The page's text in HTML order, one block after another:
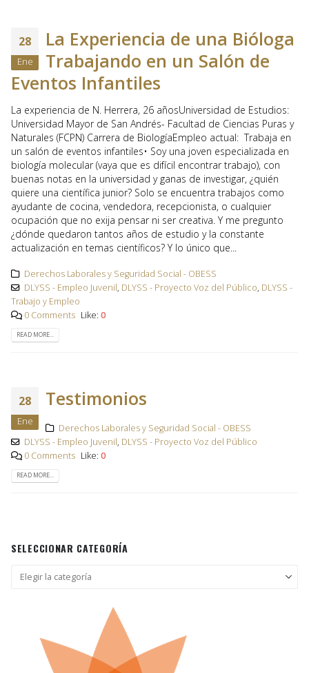
28
Ene
La Experiencia de una Bióloga
Trabajando en un Salón de
Eventos Infantiles
La experiencia de N. Herrera, 26 añosUniversidad de Estudios:
Universidad Mayor de San Andrés- Facultad de Ciencias Puras y
Naturales (FCPN) Carrera de BiologíaEmpleo actual: Trabaja en
un salón de eventos infantiles• Soy una joven especializada en
biología molecular (vaya que es difícil encontrar trabajo), con
buenas notas en la universidad y ganas de investigar, ¿quién
quiere una científica junior? Solo se encuentra trabajos como
ayudante de cocina, vendedora, recepcionista, o cualquier
ocupación que no exija pensar ni ser creativa. Y me pregunto
¿dónde quedaron tantos años de estudio y la constante
actualización en temas científicos? Y lo único que...
Derechos Laborales y Seguridad Social - OBESS
DLYSS - Empleo Juvenil, DLYSS - Proyecto Voz del Público, DLYSS -
Trabajo y Empleo
0 Comments Like: 0
READ MORE...
28
Ene
Testimonios
Derechos Laborales y Seguridad Social - OBESS
DLYSS - Empleo Juvenil, DLYSS - Proyecto Voz del Público
0 Comments Like: 0
READ MORE...
SELECCIONAR CATEGORÍA
Seleccionar
categoría